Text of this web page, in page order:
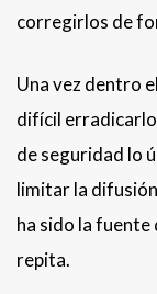
corregirlos de
Una vez dentro
difícil
de seguridad lo
limitar la
ha sido la
repita.